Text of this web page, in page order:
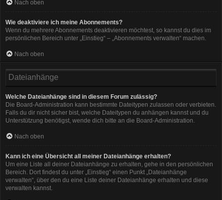
Nach oben
Wie deaktiviere ich meine Abonnements?
Wenn du mehrere Abonnements deaktivieren möchtest, so kannst du dies im
persönlichen Bereich unter „Einstieg“ – „Abonnements verwalten“ machen.
Nach oben
Dateianhänge
Welche Dateianhänge sind in diesem Forum zulässig?
Die Board-Administration kann bestimmte Dateitypen zulassen oder verbieten.
Falls du dir nicht sicher bist, welche Dateitypen du anhängen kannst und du
Unterstützung benötigst, wende dich bitte an die Board-Administration.
Nach oben
Kann ich eine Übersicht all meiner Dateianhänge erhalten?
Um eine Liste all deiner Dateianhänge zu erhalten, gehe in den persönlichen
Bereich. Dort findest du unter „Einstieg“ einen Punkt „Dateianhänge
verwalten“, über den du eine Liste deiner Dateianhänge erhalten und diese
verwalten kannst.